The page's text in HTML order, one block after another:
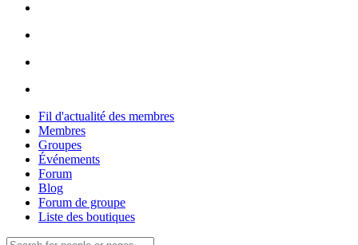
Fil d'actualité des membres
Membres
Groupes
Événements
Forum
Blog
Forum de groupe
Liste des boutiques